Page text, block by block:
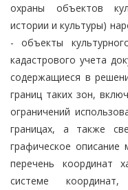
охраны объектов
истории и культуры)
- объекты
кадастрового учета
содержащиеся в
границ таких зон,
ограничений
границах, а также
графическое описание
перечень координат
системе